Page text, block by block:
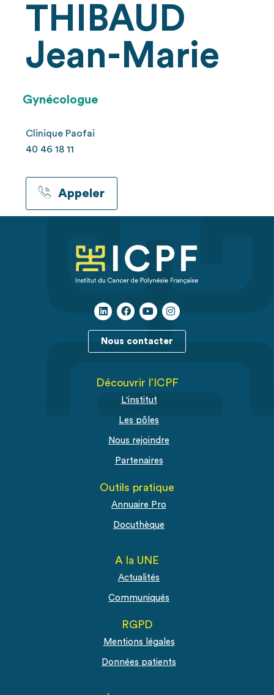
THIBAUD
Jean-Marie
Gynécologue
Clinique Paofai
40 46 18 11
Appeler
Nous contacter
Découvrir l’ICPF
L'institut
Les pôles
Nous rejoindre
Partenaires
Outils pratique
Annuaire Pro
Docuthèque
A la UNE
Actualités
Communiqués
RGPD
Mentions légales
Données patients